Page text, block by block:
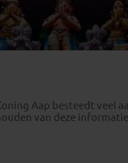
Tanzania
(1)
Zimbabwe
(2)
Aap besteedt veel
van deze